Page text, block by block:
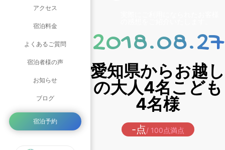
アクセス
宿泊料金
よくあるご質問
宿泊者様の声
お知らせ
ブログ
宿泊予約
2018.08.27
愛知県からお越し
の大人4名こども
4名様
-点/ 100点満点